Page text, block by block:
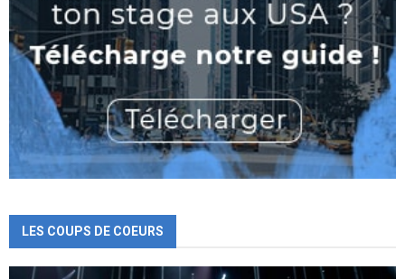
LES COUPS DE COEURS